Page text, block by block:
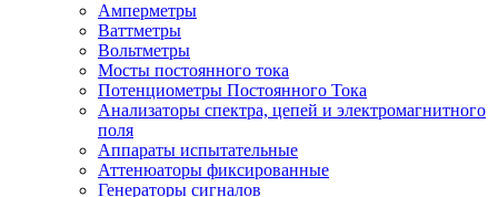
Амперметры
Ваттметры
Вольтметры
Мосты постоянного тока
Потенциометры Постоянного Тока
Анализаторы спектра, цепей и электромагнитного
поля
Аппараты испытательные
Аттенюаторы фиксированные
Генераторы сигналов